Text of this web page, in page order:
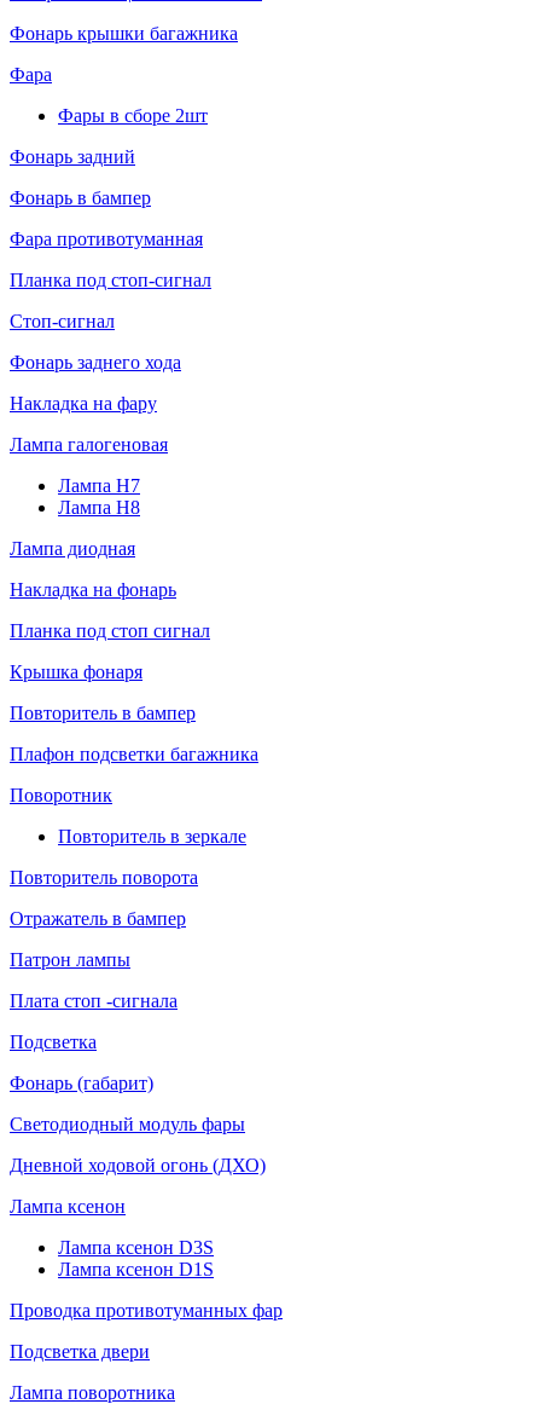
Фонарь крышки багажника
Фара
Фары в сборе 2шт
Фонарь задний
Фонарь в бампер
Фара противотуманная
Планка под стоп-сигнал
Стоп-сигнал
Фонарь заднего хода
Накладка на фару
Лампа галогеновая
Лампа H7
Лампа H8
Лампа диодная
Накладка на фонарь
Планка под стоп сигнал
Крышка фонаря
Повторитель в бампер
Плафон подсветки багажника
Поворотник
Повторитель в зеркале
Повторитель поворота
Отражатель в бампер
Патрон лампы
Плата стоп -сигнала
Подсветка
Фонарь (габарит)
Светодиодный модуль фары
Дневной ходовой огонь (ДХО)
Лампа ксенон
Лампа ксенон D3S
Лампа ксенон D1S
Проводка противотуманных фар
Подсветка двери
Лампа поворотника